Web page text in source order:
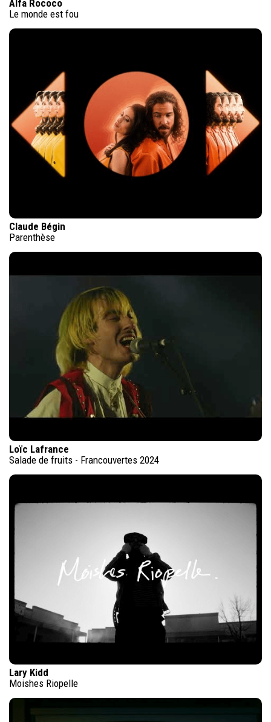
Alfa Rococo
Le monde est fou
Claude Bégin
Parenthèse
Loïc Lafrance
Salade de fruits - Francouvertes 2024
Lary Kidd
Moishes Riopelle